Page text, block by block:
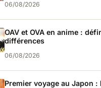
06/08/2026
OAV et OVA en anime :
différences
06/08/2026
Premier voyage au Japon :